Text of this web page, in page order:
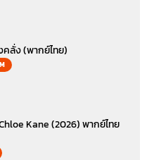
ลั่ง (พากย์ไทย)
Kane (2026) พากย์ไทย